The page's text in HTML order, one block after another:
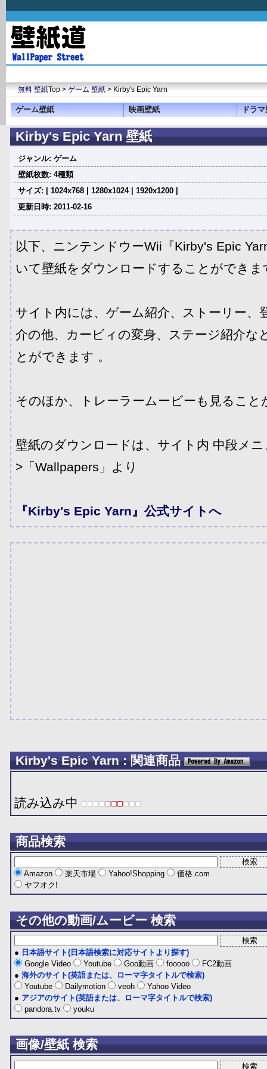
無料 壁紙Top >ゲーム 壁紙> Kirby's Epic Yarn
ゲーム壁紙 映画壁紙 ドラ
Kirby's Epic Yarn 壁紙
ジャンル: ゲーム
壁紙枚数: 4種類
サイズ: | 1024x768 | 1280x1024 | 1920x1200 |
更新日時: 2011-02-16
以下、ニンテンドウーWii『Kirby's Epic
いて壁紙をダウンロードすることができま
サイト内には、ゲーム紹介、ストーリー、
介の他、カービィの変身、ステージ紹介な
とができます 。
そのほか、トレーラームービーも見ること
壁紙のダウンロードは、サイト内 中段メ
>「Wallpapers」より
『Kirby's Epic Yarn』公式サイトへ
Kirby's Epic Yarn : 関連商品
読み込み中
商品検索
Amazon 楽天市場 Yahoo!Shopping
価格.com
ヤフオク!
その他の動画/ムービー 検索
● 日本語サイト(日本語検索に対応サイトより探す)
Google Video
Youtube Goo動画 fooooo
FC2動画
● 海外のサイト(英語または、ローマ字タイトルで検索)
Youtube
Dailymotion veoh
Yahoo Video
● アジアのサイト(英語または、ローマ字タイトルで検索)
pandora.tv
youku
画像/壁紙 検索